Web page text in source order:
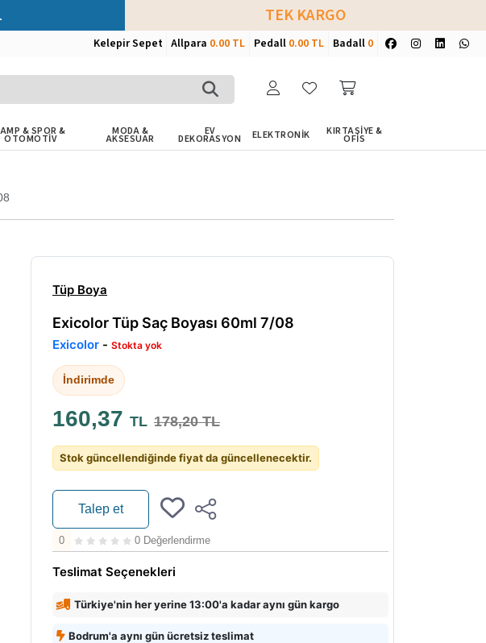
TEK KARGO
Kelepir Sepet Allpara 0.00 TL Pedall 0.00 TL Badall 0
& SPOR &
OTOMOTİV
MODA &
AKSESUAR
EV
DEKORASYON ELEKTRONİK KIRTASİYE &
OFİS
Tüp Boya
Exicolor Tüp Saç Boyası 60ml 7/08
Exicolor - Stokta yok
İndirimde
160,37 TL 178,20 TL
Stok güncellendiğinde fiyat da güncellenecektir.
Talep et
0 0 Değerlendirme
Teslimat Seçenekleri
Türkiye'nin her yerine 13:00'a kadar aynı gün kargo
Bodrum'a aynı gün ücretsiz teslimat